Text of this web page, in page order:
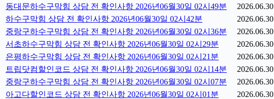
동대문하수구막힘 상담 전 확인사항 2026년06월30일 02시49분
2026.06.30
하수구막힘 상담 전 확인사항 2026년06월30일 02시42분
2026.06.30
중랑구하수구막힘 상담 전 확인사항 2026년06월30일 02시36분
2026.06.30
서초하수구막힘 상담 전 확인사항 2026년06월30일 02시29분
2026.06.30
은평하수구막힘 상담 전 확인사항 2026년06월30일 02시21분
2026.06.30
트립닷컴할인코드 상담 전 확인사항 2026년06월30일 02시14분
2026.06.30
중랑구하수구막힘 상담 전 확인사항 2026년06월30일 02시07분
2026.06.30
아고다할인코드 상담 전 확인사항 2026년06월30일 02시01분
2026.06.30